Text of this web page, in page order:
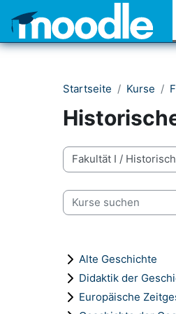
Startseite Kurse
Kursbereiche
Kurse suchen
Alte Geschichte
Didaktik der
Europäische